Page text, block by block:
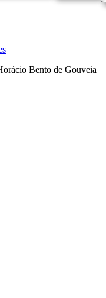
Bento de Gouveia